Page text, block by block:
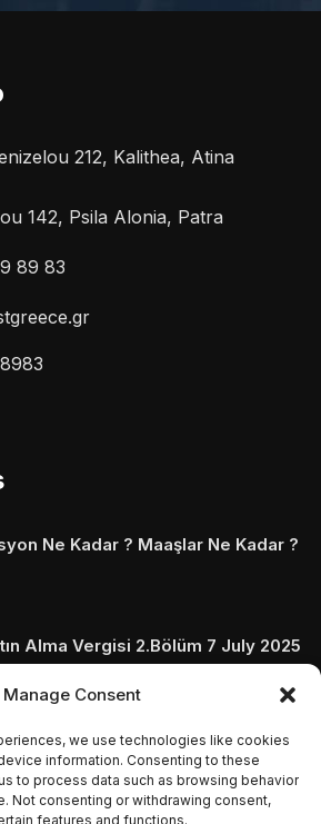
Manage Consent
we use technologies like cookies
information. Consenting to these
to process data such as browsing behavior
Not consenting or withdrawing consent,
features and functions.
212, Kalithea, Atina
142, Psila Alonia, Patra
89 83
Ne Kadar ? Maaşlar Ne Kadar ?
Alma Vergisi 2.Bölüm 7 July 2025